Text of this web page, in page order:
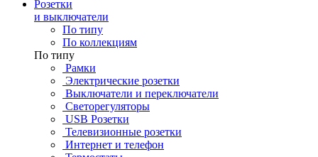
Розетки
и выключатели
По типу
По коллекциям
По типу
Рамки
Электрические розетки
Выключатели и переключатели
Светорегуляторы
USB Розетки
Телевизионные розетки
Интернет и телефон